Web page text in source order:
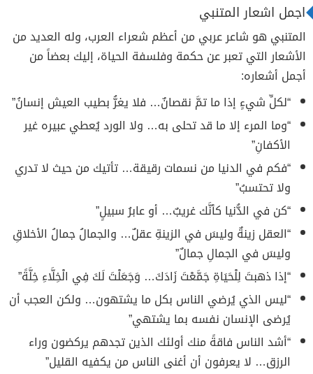
اجمل اشعار المتنبي
المتنبي هو شاعر عربي من أعظم شعراء العرب، وله العديد من
الأشعار التي تعبر عن حكمة وفلسفة الحياة، إليك بعضاً من
أجمل أشعاره:
“لكلِّ شيءٍ إذا ما تمَّ نقصانٌ… فلا يغرُّ بطيب العيش إنسانُ”
“وما المرء إلا ما قد تحلى به… ولا الورد يُعطي عبيره غير
الأكفانِ”
“فكم في الدنيا من نسمات رقيقة… تأتيك من حيث لا تدري
ولا تحتسبُ”
“كن في الدُّنيا كأنَّك غريبٌ… أو عابرُ سبيلٍ”
“العقل زينةٌ وليسَ في الزينةِ عقلٌ… والجمالُ جمالُ الأخلاقِ
وليسَ في الجمالِ جمالٌ”
“إذا ذهبتَ لِلْحَيَاةِ جَمَّعْتَ زَادَكَ… وَجَعَلْتَ لَكَ فِي الْخِلَّاءِ خِلَّةً”
“ليس الذي يُرضي الناس بكل ما يشتهون… ولكن العجب أن
يُرضى الإنسان نفسه بما يشتهي”
“أشد الناس فاقةً منك أولئك الذين تجدهم يركضون وراء
الرزق… لا يعرفون أن أغنى الناس من يكفيه القليل”